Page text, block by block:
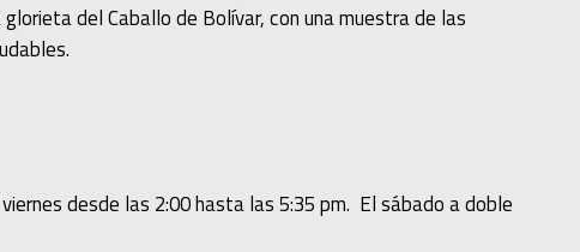
del Caballo de Bolívar, con una muestra de las
desde las 2:00 hasta las 5:35 pm. El sábado a doble